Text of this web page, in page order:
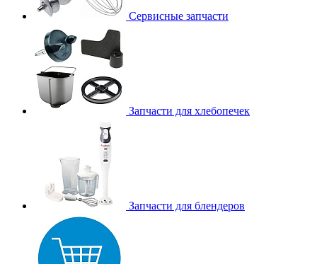
Сервисные запчасти
Запчасти для хлебопечек
Запчасти для блендеров